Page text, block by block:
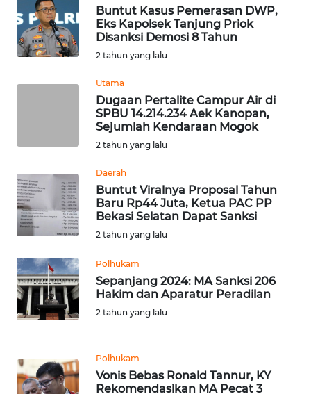
Buntut Kasus Pemerasan DWP,
Eks Kapolsek Tanjung Priok
Disanksi Demosi 8 Tahun
2 tahun yang lalu
Utama
Dugaan Pertalite Campur Air di
SPBU 14.214.234 Aek Kanopan,
Sejumlah Kendaraan Mogok
2 tahun yang lalu
Daerah
Buntut Viralnya Proposal Tahun
Baru Rp44 Juta, Ketua PAC PP
Bekasi Selatan Dapat Sanksi
2 tahun yang lalu
Polhukam
Sepanjang 2024: MA Sanksi 206
Hakim dan Aparatur Peradilan
2 tahun yang lalu
Polhukam
Vonis Bebas Ronald Tannur, KY
Rekomendasikan MA Pecat 3
WN
LAMPUNG
JOGJA
WN
JATIM
WN
BALI
WN
WN
KALTENG